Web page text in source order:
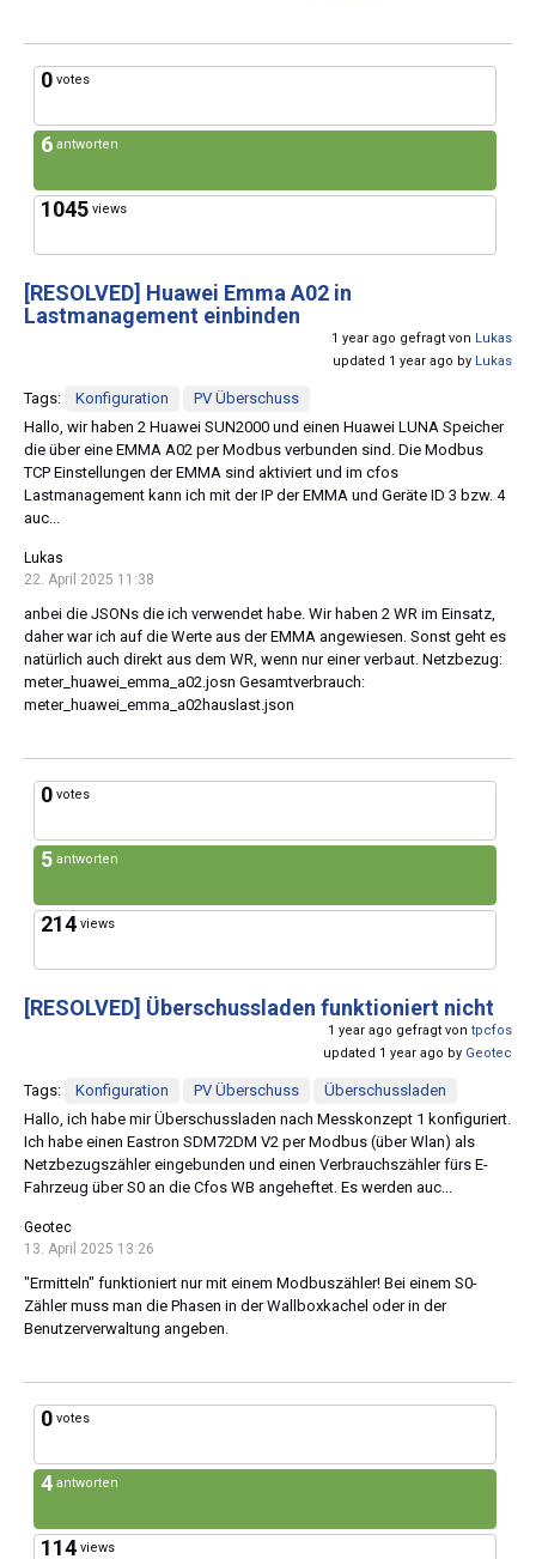
0 votes
6 antworten
1045 views
[RESOLVED] Huawei Emma A02 in
Lastmanagement einbinden
1 year ago gefragt von Lukas
updated 1 year ago by Lukas
Tags: Konfiguration
PV Überschuss
Hallo, wir haben 2 Huawei SUN2000 und einen Huawei LUNA Speicher
die über eine EMMA A02 per Modbus verbunden sind. Die Modbus
TCP Einstellungen der EMMA sind aktiviert und im cfos
Lastmanagement kann ich mit der IP der EMMA und Geräte ID 3 bzw. 4
auc...
Lukas
22. April 2025 11:38
anbei die JSONs die ich verwendet habe. Wir haben 2 WR im Einsatz,
daher war ich auf die Werte aus der EMMA angewiesen. Sonst geht es
natürlich auch direkt aus dem WR, wenn nur einer verbaut. Netzbezug:
meter_huawei_emma_a02.josn Gesamtverbrauch:
meter_huawei_emma_a02hauslast.json
0 votes
5 antworten
214 views
[RESOLVED] Überschussladen funktioniert nicht
1 year ago gefragt von tpcfos
updated 1 year ago by Geotec
Tags: Konfiguration PV Überschuss
Überschussladen
Hallo, ich habe mir Überschussladen nach Messkonzept 1 konfiguriert.
Ich habe einen Eastron SDM72DM V2 per Modbus (über Wlan) als
Netzbezugszähler eingebunden und einen Verbrauchszähler fürs E-
Fahrzeug über S0 an die Cfos WB angeheftet. Es werden auc...
Geotec
13. April 2025 13:26
"Ermitteln" funktioniert nur mit einem Modbuszähler! Bei einem S0-
Zähler muss man die Phasen in der Wallboxkachel oder in der
Benutzerverwaltung angeben.
0 votes
4 antworten
114 views